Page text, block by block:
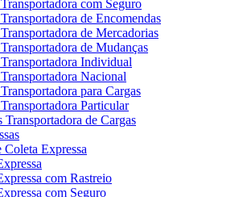
com Seguro
de Encomendas
de Mercadorias
de Mudanças
Individual
Nacional
para Cargas
Particular
Transportadora de Cargas
Coleta Expressa
com Rastreio
com Seguro